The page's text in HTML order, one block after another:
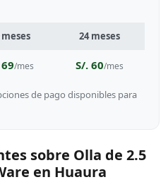
meses 24 meses
/mes S/. 60/mes
de pago disponibles para
sobre Olla de 2.5
en Huaura